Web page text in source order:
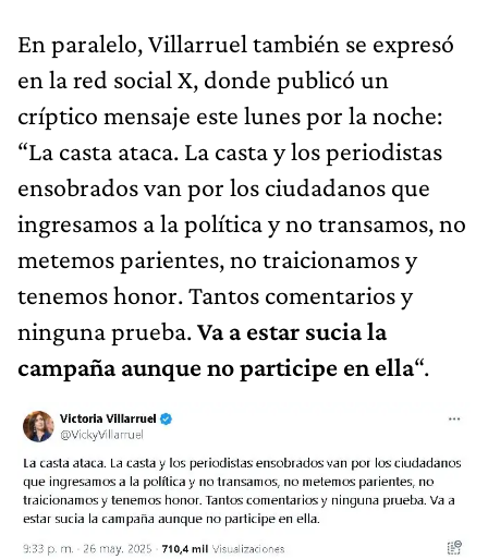
En paralelo, Villarruel también se expresó
en la red social X, donde publicó un
críptico mensaje este lunes por la noche:
“La casta ataca. La casta y los periodistas
ensobrados van por los ciudadanos que
ingresamos a la política y no transamos, no
metemos parientes, no traicionamos y
tenemos honor. Tantos comentarios y
ninguna prueba.Va a estar sucia la
campaña aunque no participe en ella“.